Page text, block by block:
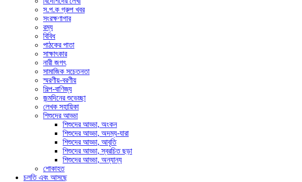
স.প.ক গ্রুপ খবর
সংরক্ষণাগার
রম্য
বিবিধ
পাঠকের পাতা
সাক্ষাৎকার
নারী জগৎ
সামাজিক সচেতনতা
স্মরণীয়-বরণীয়
শিল্প-বাণিজ্য
জন্মদিনের শুভেচ্ছা
লেখক সহায়িকা
শিশুদের আড্ডা
শিশুদের আড্ডা, অংকন
শিশুদের আড্ডা, অদম্য-যারা
শিশুদের আড্ডা, আবৃতি
শিশুদের আড্ডা, স্বরচিত ছড়া
শিশুদের আড্ডা, অন্যান্য
শোকাহত
চলতি এবং আসছে